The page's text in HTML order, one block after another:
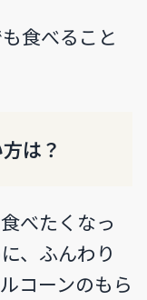
食べること
は？
べたくなっ
、ふんわり
コーンのもら